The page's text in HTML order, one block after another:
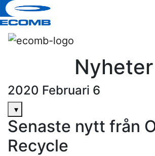
Nyheter
2020 Februari 6
▾
Senaste nytt från
Recycle